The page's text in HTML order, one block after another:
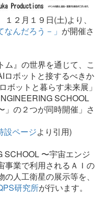
１２月１９日(土)より、
なんだろう－」 が開催さ
』の世界を通じて、こ
ロボットと接するべきか
ボットと暮らす未来展」
SCHOOL
」の２つが同時開催」さ
設ページより引用)
SCHOOL 〜宇宙エンジ
事業で利用されるＡＩの
人工衛星の展示等を、
研究所が行います。